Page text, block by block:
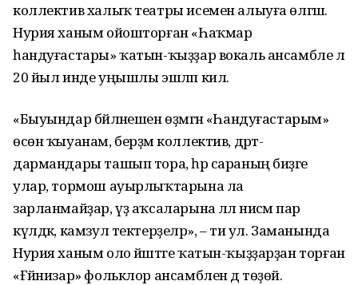
коллектив халыҡ театры исемен алыуға өлгәшә.
Нурия ханым ойошторған «Һаҡмар
һандуғастары» ҡатын-ҡыҙҙар вокаль ансамбле лә
20 йыл инде уңышлы эшләп килә.
«Быуындар бәйләнешен өҙмәгән «Һандуғастарым»
өсөн ҡыуанам, берҙәм коллектив, дәрт-
дармандары ташып тора, һәр сараның биҙәге
улар, тормош ауырлыҡтарына ла
зарланмайҙар, үҙ аҡсаларына әллә нисәмә пар
күлдәк, камзул тектерҙеләр», – ти ул. Заманында
Нурия ханым оло йәштәге ҡатын-ҡыҙҙарҙан торған
«Ғәйнизар» фольклор ансамблен дә төҙөй.